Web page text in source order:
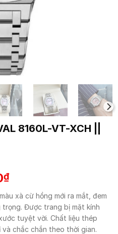
8160L-VT-XCH ||
₫Giá
hiện
tại
là:
2.790.000₫.
xà cừ hồng mới ra mắt, đem
Được trang bị mặt kính
tuyệt vời. Chất liệu thép
và chắc chắn theo thời gian.